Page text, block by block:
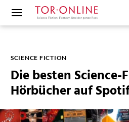
SCIENCE FICTION
Die besten Science-
Hörbücher auf